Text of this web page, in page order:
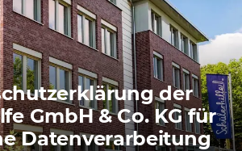
der
GmbH & Co. KG für
Datenverarbeitung